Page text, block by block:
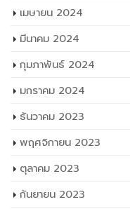
เมษายน 2024
มีนาคม 2024
กุมภาพันธ์ 2024
มกราคม 2024
ธันวาคม 2023
พฤศจิกายน 2023
ตุลาคม 2023
กันยายน 2023